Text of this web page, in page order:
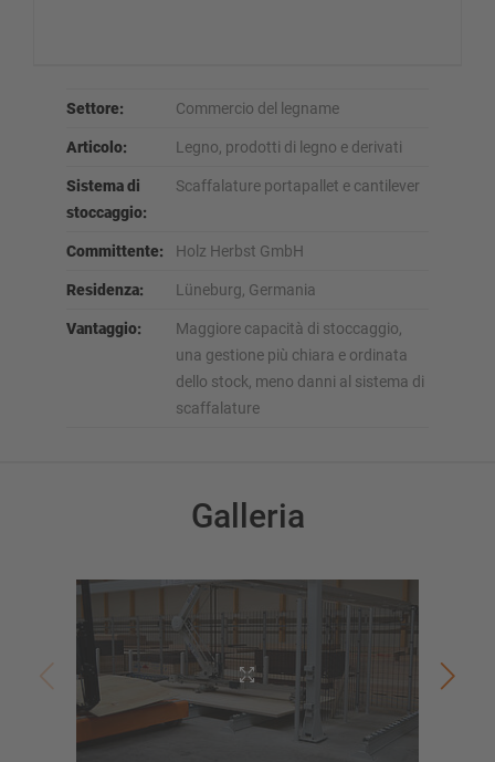
Settore: Commercio del legname
Articolo: Legno, prodotti di legno e derivati
Sistema di
stoccaggio:
Scaffalature portapallet e cantilever
Committente: Holz Herbst GmbH
Residenza: Lüneburg, Germania
Vantaggio:
Maggiore capacità di stoccaggio,
una gestione più chiara e ordinata
dello stock, meno danni al sistema di
scaffalature
Galleria